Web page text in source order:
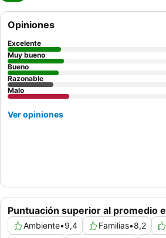
Puntuación superior al promedio
Ambiente•9,4 Familias•8,2
Opiniones
Excelente
Muy bueno
Bueno
Razonable
Malo
Ver opiniones